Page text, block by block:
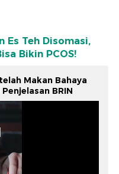
Es Teh Disomasi,
Bikin PCOS!
Makan Bahaya
BRIN